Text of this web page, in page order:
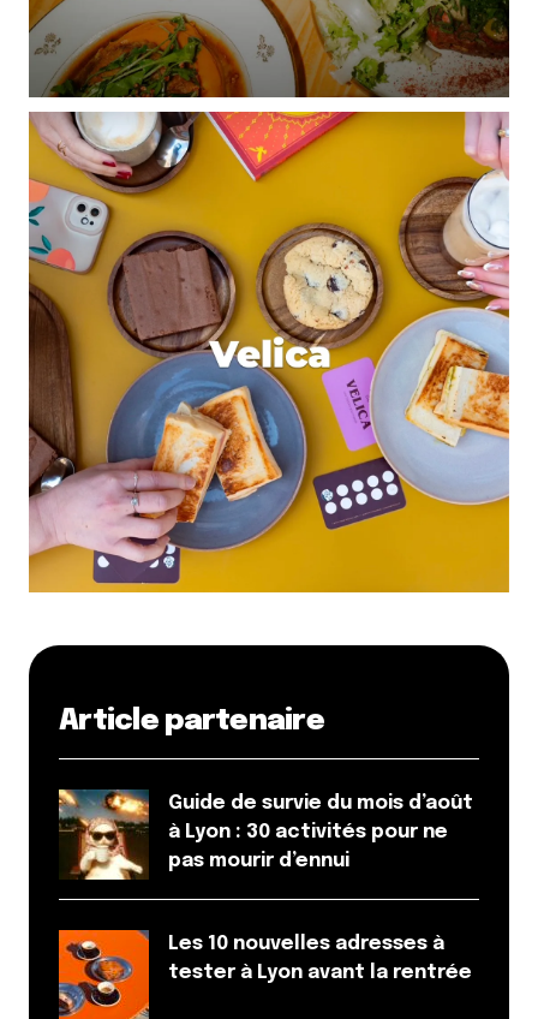
Article partenaire
Guide de survie du mois d’août
à Lyon : 30 activités pour ne
pas mourir d’ennui
Les 10 nouvelles adresses à
tester à Lyon avant la rentrée